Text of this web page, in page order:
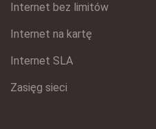
Internet bez limitów
Internet na kartę
Internet SLA
Zasięg sieci